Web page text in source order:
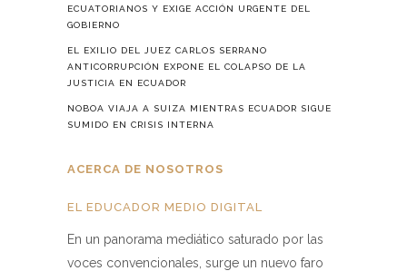
ECUATORIANOS Y EXIGE ACCIÓN URGENTE DEL
GOBIERNO
EL EXILIO DEL JUEZ CARLOS SERRANO
ANTICORRUPCIÓN EXPONE EL COLAPSO DE LA
JUSTICIA EN ECUADOR
NOBOA VIAJA A SUIZA MIENTRAS ECUADOR SIGUE
SUMIDO EN CRISIS INTERNA
ACERCA DE NOSOTROS
EL EDUCADOR MEDIO DIGITAL
En un panorama mediático saturado por las
voces convencionales, surge un nuevo faro